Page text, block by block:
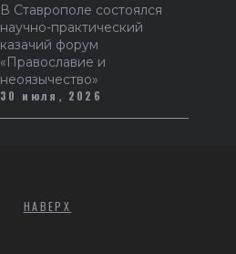
В Ставрополе состоялся
научно-практический
казачий форум
«Православие и
неоязычество»
30 июля, 2026
НАВЕРХ